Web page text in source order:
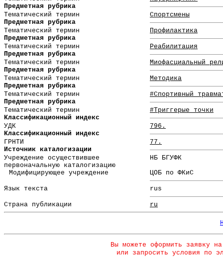
Предметная рубрика
Тематический термин
Спортсмены
Предметная рубрика
Тематический термин
Профилактика
Предметная рубрика
Тематический термин
Реабилитация
Предметная рубрика
Тематический термин
Миофасциальный
Предметная рубрика
Тематический термин
Методика
Предметная рубрика
Тематический термин
#Спортивный
Предметная рубрика
Тематический термин
#Триггерые точки
Классификационный индекс
УДК
796.
Классификационный индекс
ГРНТИ
77.
Источник каталогизации
Учреждение осуществившее
первоначальную каталогизацию
НБ БГУФК
Модифицирующее учреждение
ЦОБ по ФКиС
Язык текста rus
Страна публикации ru
Вы можете оформить заявку
или запросить условия по